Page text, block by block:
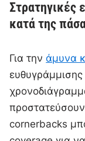
Στρατηγικές
κατά της
Για τηνάμυνα
cornerbacks